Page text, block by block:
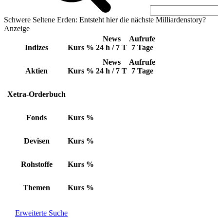
Schwere Seltene Erden: Entsteht hier die nächste Milliardenstory?
Anzeige
Indizes Kurs %
News
24 h / 7 T
Aufrufe
7 Tage
Aktien Kurs %
News
24 h / 7 T
Aufrufe
7 Tage
Xetra-Orderbuch
Fonds Kurs %
Devisen Kurs %
Rohstoffe Kurs %
Themen Kurs %
Erweiterte Suche